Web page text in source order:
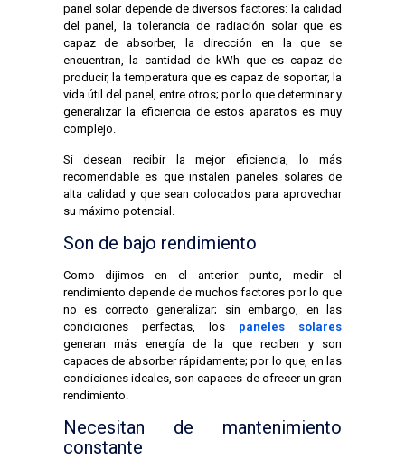
panel solar depende de diversos factores: la calidad
del panel, la tolerancia de radiación solar que es
capaz de absorber, la dirección en la que se
encuentran, la cantidad de kWh que es capaz de
producir, la temperatura que es capaz de soportar, la
vida útil del panel, entre otros; por lo que determinar y
generalizar la eficiencia de estos aparatos es muy
complejo.
Si desean recibir la mejor eficiencia, lo más
recomendable es que instalen paneles solares de
alta calidad y que sean colocados para aprovechar
su máximo potencial.
Son de bajo rendimiento
Como dijimos en el anterior punto, medir el
rendimiento depende de muchos factores por lo que
no es correcto generalizar; sin embargo, en las
condiciones perfectas, los paneles solares
generan más energía de la que reciben y son
capaces de absorber rápidamente; por lo que, en las
condiciones ideales, son capaces de ofrecer un gran
rendimiento.
Necesitan de mantenimiento
constante